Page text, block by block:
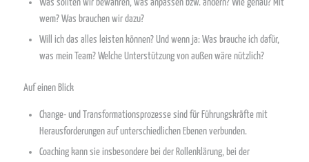
Was sollten wir bewahren, was anpassen bzw. ändern? Wie genau? Mit
wem? Was brauchen wir dazu?
Will ich das alles leisten können? Und wenn ja: Was brauche ich dafür,
was mein Team? Welche Unterstützung von außen wäre nützlich?
Auf einen Blick
Change- und Transformationsprozesse sind für Führungskräfte mit
Herausforderungen auf unterschiedlichen Ebenen verbunden.
Coaching kann sie insbesondere bei der Rollenklärung, bei der